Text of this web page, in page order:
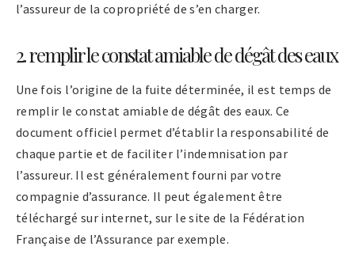
l’assureur de la copropriété de s’en charger.
2. remplir le constat amiable de dégât des eaux
Une fois l’origine de la fuite déterminée, il est temps de
remplir le constat amiable de dégât des eaux. Ce
document officiel permet d’établir la responsabilité de
chaque partie et de faciliter l’indemnisation par
l’assureur. Il est généralement fourni par votre
compagnie d’assurance. Il peut également être
téléchargé sur internet, sur le site de la Fédération
Française de l’Assurance par exemple.